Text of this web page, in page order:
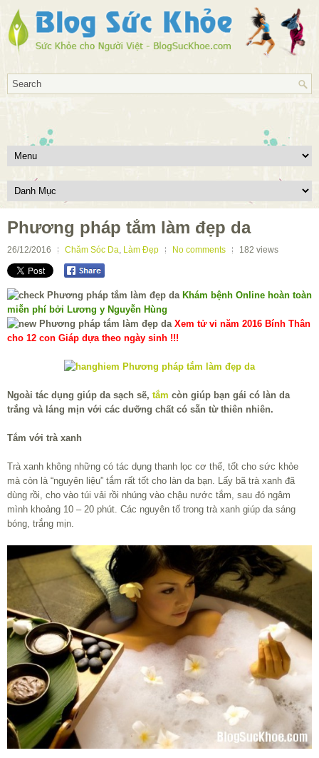
Phương pháp tắm làm đẹp da
26/12/2016 Chăm Sóc Da, Làm Đẹp No comments 182 views
Khám bệnh Online hoàn toàn
miễn phí bởi Lương y Nguyễn Hùng
Xem tử vi năm 2016 Bính Thân
cho 12 con Giáp dựa theo ngày sinh !!!
Ngoài tác dụng giúp da sạch sẽ, tắm còn giúp bạn gái có làn da
trắng và láng mịn với các dưỡng chất có sẵn từ thiên nhiên.
Tắm với trà xanh
Trà xanh không những có tác dụng thanh lọc cơ thể, tốt cho sức khỏe
mà còn là “nguyên liệu” tắm rất tốt cho làn da bạn. Lấy bã trà xanh đã
dùng rồi, cho vào túi vải rồi nhúng vào chậu nước tắm, sau đó ngâm
mình khoảng 10 – 20 phút. Các nguyên tố trong trà xanh giúp da sáng
bóng, trắng mịn.